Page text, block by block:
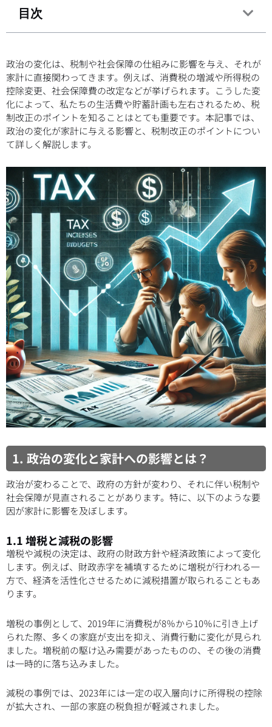
目次
政治の変化は、税制や社会保障の仕組みに影響を与え、それが
家計に直接関わってきます。例えば、消費税の増減や所得税の
控除変更、社会保障費の改定などが挙げられます。こうした変
化によって、私たちの生活費や貯蓄計画も左右されるため、税
制改正のポイントを知ることはとても重要です。本記事では、
政治の変化が家計に与える影響と、税制改正のポイントについ
て詳しく解説します。
1. 政治の変化と家計への影響とは？
政治が変わることで、政府の方針が変わり、それに伴い税制や
社会保障が見直されることがあります。特に、以下のような要
因が家計に影響を及ぼします。
1.1 増税と減税の影響
増税や減税の決定は、政府の財政方針や経済政策によって変化
します。例えば、財政赤字を補填するために増税が行われる一
方で、経済を活性化させるために減税措置が取られることもあ
ります。
増税の事例として、2019年に消費税が8％から10％に引き上げ
られた際、多くの家庭が支出を抑え、消費行動に変化が見られ
ました。増税前の駆け込み需要があったものの、その後の消費
は一時的に落ち込みました。
減税の事例では、2023年には一定の収入層向けに所得税の控除
が拡大され、一部の家庭の税負担が軽減されました。